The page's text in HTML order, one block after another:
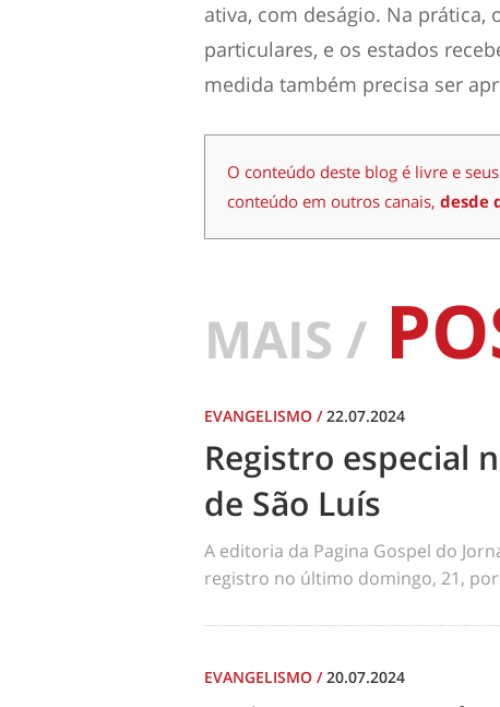
ativa, com deságio. Na prática,
particulares, e os estados
medida também precisa ser
O conteúdo deste blog é livre e
conteúdo em outros canais, desde
MAIS /
EVANGELISMO /22.07.2024
Registro especial
de São Luís
A editoria da Pagina Gospel do
registro no último domingo, 21,
EVANGELISMO /20.07.2024